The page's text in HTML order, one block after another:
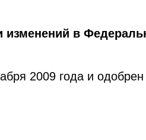
в
2009 года и